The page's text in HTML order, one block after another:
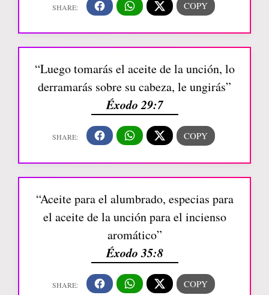
“Luego tomarás el aceite de la unción, lo
derramarás sobre su cabeza, le ungirás”
Éxodo 29:7
“Aceite para el alumbrado, especias para
el aceite de la unción para el incienso
aromático”
Éxodo 35:8